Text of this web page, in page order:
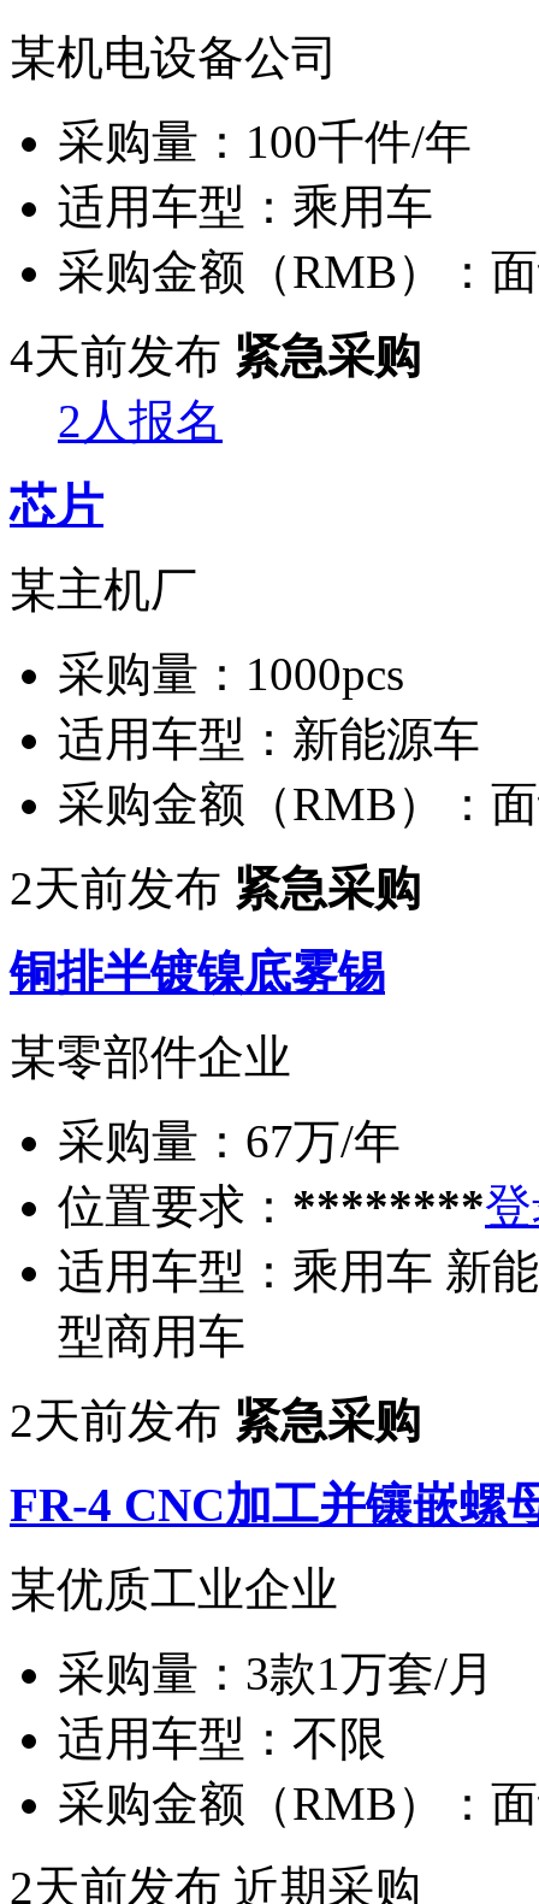
某机电设备公司
采购量： 100千件/年
适用车型： 乘用车
采购金额（RMB）：
4天前发布 紧急采购
2人报名
芯片
某主机厂
采购量： 1000pcs
适用车型： 新能源车
采购金额（RMB）：
2天前发布 紧急采购
铜排半镀镍底雾锡
某零部件企业
采购量： 67万/年
位置要求： ********
适用车型： 乘用车 新
型商用车
2天前发布 紧急采购
FR-4 CNC加工并镶嵌螺
某优质工业企业
采购量： 3款1万套/月
适用车型： 不限
采购金额（RMB）：
2天前发布 近期采购